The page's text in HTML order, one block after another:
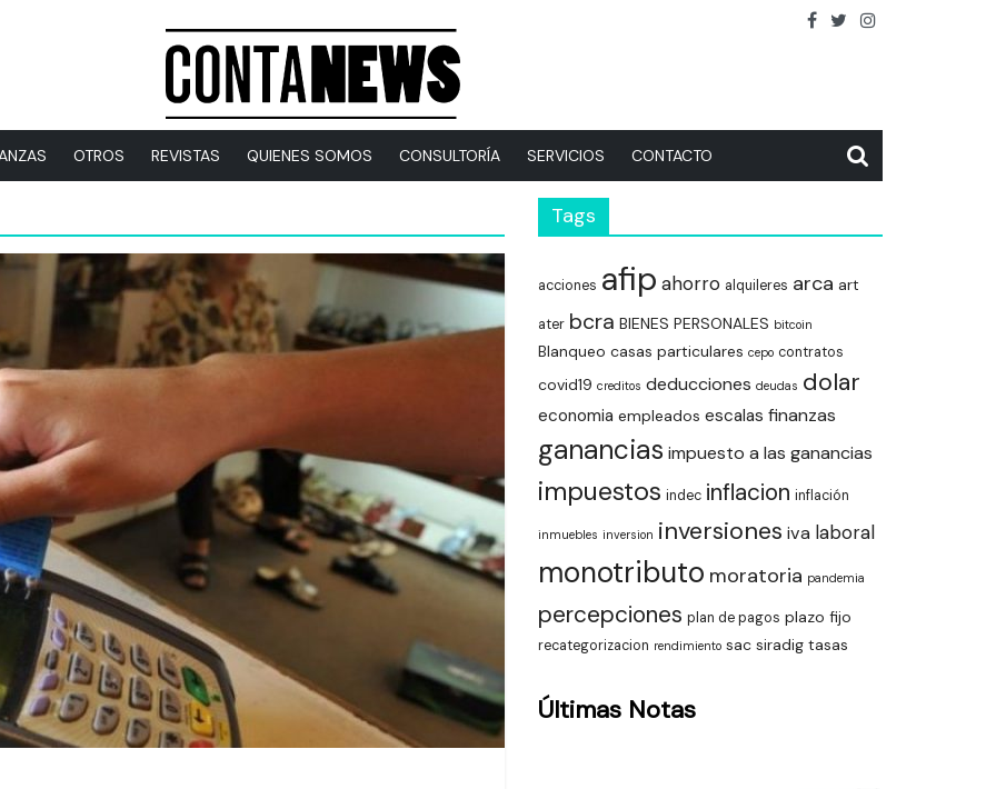
OTROS REVISTAS QUIENES SOMOS CONSULTORÍA SERVICIOS CONTACTO
Tags
acciones afip ahorro alquileres arca art
ater bcra BIENES PERSONALES bitcoin
Blanqueo casas particulares cepo contratos
covid19 creditos deducciones deudas dolar
economia empleados escalas finanzas
ganancias impuesto a las ganancias
impuestos indec inflacion inflación
inmuebles inversion inversiones iva laboral
monotributo moratoria pandemia
percepciones plan de pagos plazo fijo
recategorizacion rendimiento sac siradig tasas
Últimas Notas